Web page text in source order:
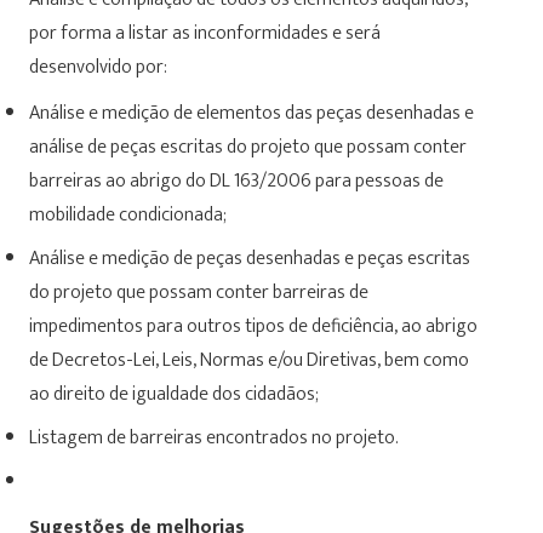
por forma a listar as inconformidades e será
desenvolvido por:
Análise e medição de elementos das peças desenhadas e
análise de peças escritas do projeto que possam conter
barreiras ao abrigo do DL 163/2006 para pessoas de
mobilidade condicionada;
Análise e medição de peças desenhadas e peças escritas
do projeto que possam conter barreiras de
impedimentos para outros tipos de deficiência, ao abrigo
de Decretos-Lei, Leis, Normas e/ou Diretivas, bem como
ao direito de igualdade dos cidadãos;
Listagem de barreiras encontrados no projeto.